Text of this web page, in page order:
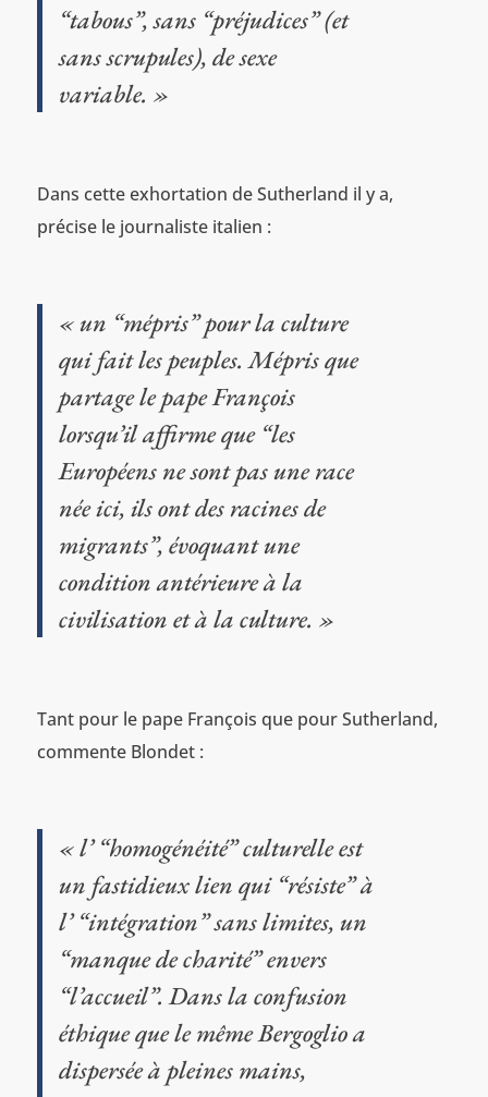
“tabous”, sans “préjudices” (et
sans scrupules), de sexe
variable. »
Dans cette exhortation de Sutherland il y a,
précise le journaliste italien :
« un “mépris” pour la culture
qui fait les peuples. Mépris que
partage le pape François
lorsqu’il affirme que “les
Européens ne sont pas une race
née ici, ils ont des racines de
migrants”, évoquant une
condition antérieure à la
civilisation et à la culture. »
Tant pour le pape François que pour Sutherland,
commente Blondet :
« l’ “homogénéité” culturelle est
un fastidieux lien qui “résiste” à
l’ “intégration” sans limites, un
“manque de charité” envers
“l’accueil”. Dans la confusion
éthique que le même Bergoglio a
dispersée à pleines mains,